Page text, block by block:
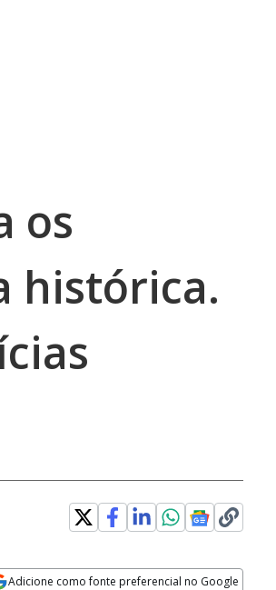
os
histórica.
Adicione como fonte preferencial no Google